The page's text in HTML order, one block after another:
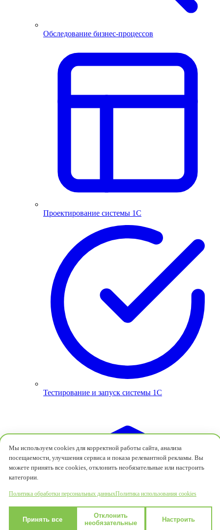
Обследование бизнес-процессов
Проектирование системы 1С
Тестирование и запуск системы 1С
Мы используем cookies для корректной работы сайта, анализа
посещаемости, улучшения сервиса и показа релевантной рекламы. Вы
можете принять все cookies, отклонить необязательные или настроить
категории.
Политика обработки персональных данныхПолитика использования cookies
Принять все
Отклонить
необязательные
Настроить